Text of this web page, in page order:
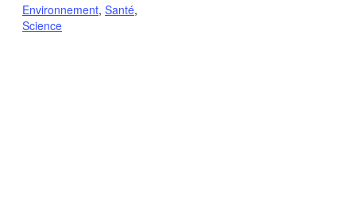
Environnement, Santé,
Science